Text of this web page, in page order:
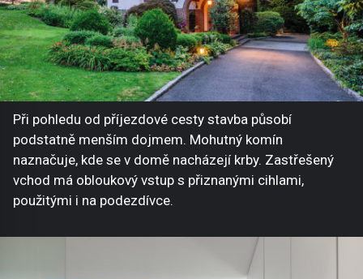
Při pohledu od příjezdové cesty stavba působí
podstatně menším dojmem. Mohutný komín
naznačuje, kde se v domě nacházejí krby. Zastřešený
vchod má obloukový vstup s přiznanými cihlami,
použitými i na podezdívce.